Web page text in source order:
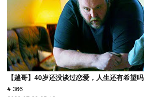
【越哥】40岁还没谈过恋爱，人生还有希望
# 366